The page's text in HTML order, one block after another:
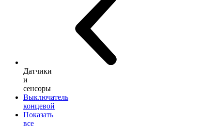
Датчики
и
сенсоры
Выключатель
концевой
Показать
все